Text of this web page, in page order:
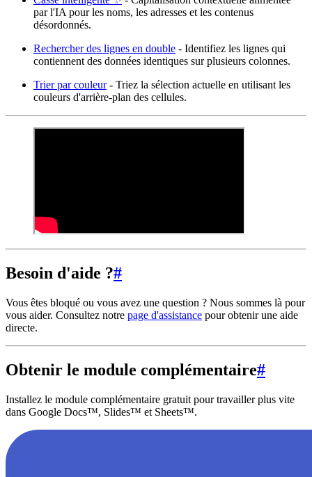
par l'IA pour les noms, les adresses et les contenus
désordonnés.
Rechercher des lignes en double - Identifiez les lignes qui
contiennent des données identiques sur plusieurs colonnes.
Trier par couleur- Triez la sélection actuelle en utilisant les
couleurs d'arrière-plan des cellules.
Besoin d'aide ?#
Vous êtes bloqué ou vous avez une question ? Nous sommes là pour
vous aider. Consultez notre page d'assistance pour obtenir une aide
directe.
Obtenir le module complémentaire#
Installez le module complémentaire gratuit pour travailler plus vite
dans Google Docs™, Slides™ et Sheets™.